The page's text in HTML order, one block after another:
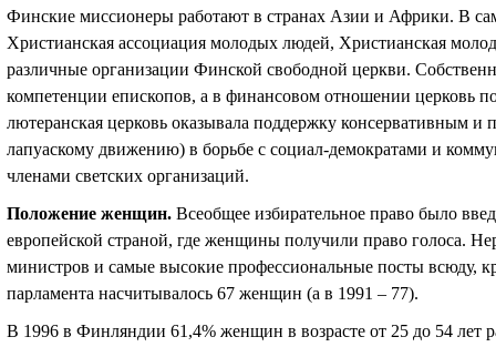
Финские миссионеры работают в странах Азии и Африки. В
Христианская ассоциация молодых людей, Христианская
различные организации Финской свободной церкви.
компетенции епископов, а в финансовом отношении церковь
лютеранская церковь оказывала поддержку консервативным и
лапуаскому движению) в борьбе с социал-демократами и
членами светских организаций.
Положение женщин. Всеобщее избирательное право было
европейской страной, где женщины получили право голоса.
министров и самые высокие профессиональные посты всюду,
парламента насчитывалось 67 женщин (а в 1991 – 77).
В 1996 в Финляндии 61,4% женщин в возрасте от 25 до 54 лет